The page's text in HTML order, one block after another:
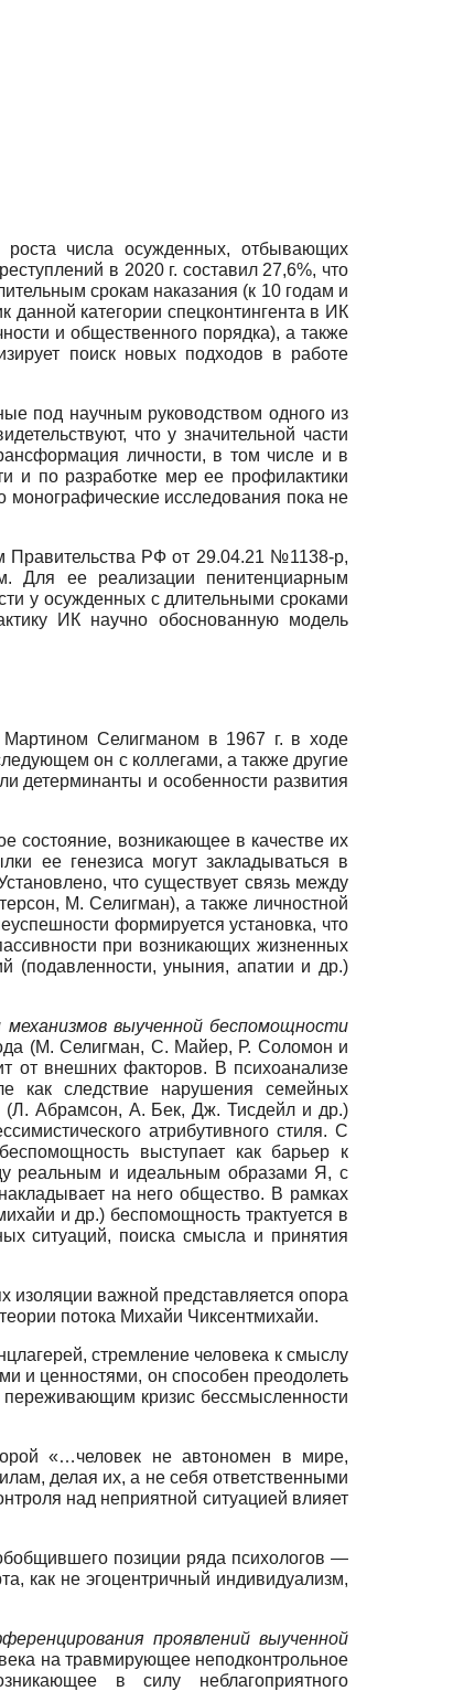
числа осужденных, отбывающих
в 2020 г. составил 27,6%, что
срокам наказания (к 10 годам и
данной категории спецконтингента в ИК
и общественного порядка), а также
поиск новых подходов в работе
под научным руководством одного из
что у значительной части
личности, в том числе и в
и по разработке мер ее профилактики
исследования пока не
Правительства РФ от 29.04.21 №1138-р,
Для ее реализации пенитенциарным
у осужденных с длительными сроками
ИК научно обоснованную модель
Мартином Селигманом в 1967 г. в ходе
он с коллегами, а также другие
детерминанты и особенности развития
состояние, возникающее в качестве их
ее генезиса могут закладываться в
что существует связь между
М. Селигман), а также личностной
формируется установка, что
при возникающих жизненных
(подавленности, уныния, апатии и др.)
механизмов выученной беспомощности
(М. Селигман, С. Майер, Р. Соломон и
от внешних факторов. В психоанализе
как следствие нарушения семейных
(Л. Абрамсон, А. Бек, Дж. Тисдейл и др.)
атрибутивного стиля. С
выступает как барьер к
реальным и идеальным образами Я, с
на него общество. В рамках
и др.) беспомощность трактуется в
ситуаций, поиска смысла и принятия
важной представляется опора
потока Михайи Чиксентмихайи.
стремление человека к смыслу
и ценностями, он способен преодолеть
кризис бессмысленности
«…человек не автономен в мире,
делая их, а не себя ответственными
над неприятной ситуацией влияет
позиции ряда психологов —
как не эгоцентричный индивидуализм,
проявлений выученной
на травмирующее неподконтрольное
в силу неблагоприятного